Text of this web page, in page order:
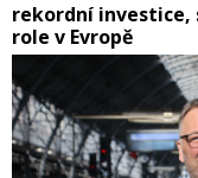
rekordní investice,
role v Evropě